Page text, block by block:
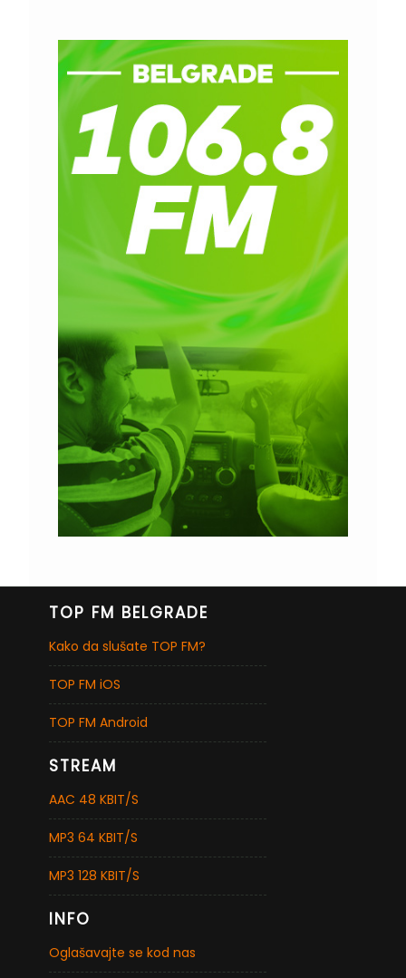
TOP FM BELGRADE
Kako da slušate TOP FM?
TOP FM iOS
TOP FM Android
STREAM
AAC 48 KBIT/S
MP3 64 KBIT/S
MP3 128 KBIT/S
INFO
Oglašavajte se kod nas